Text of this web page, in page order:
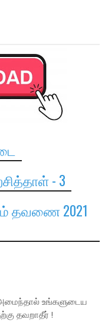
- 3
தவணை 2021
உங்களுடைய
தவறாதீர் !